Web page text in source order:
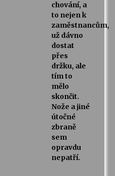
chování, a
to nejen k
zaměstnancům,
už dávno
dostat
přes
držku, ale
tím to
mělo
skončit.
Nože a jiné
útočné
zbraně
sem
opravdu
nepatří.